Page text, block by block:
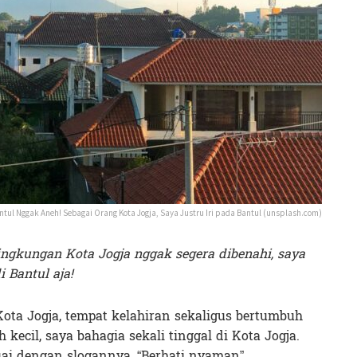
Nggak Aneh! Sebagai Orang Kota Jogja, Saya Justru Iri pada Bantul (unsplash.com)
Kota Jogja nggak segera dibenahi, saya
Bantul aja!
Jogja, tempat kelahiran sekaligus bertumbuh
kecil, saya bahagia sekali tinggal di Kota Jogja.